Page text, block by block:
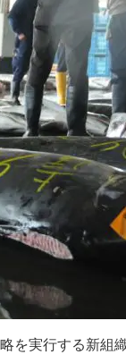
を実行する新